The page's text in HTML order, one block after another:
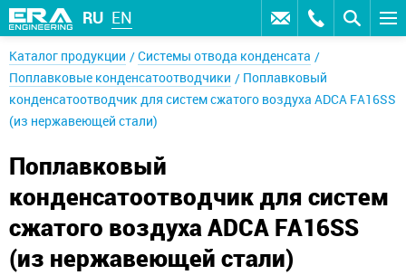
RU EN
Каталог продукции
Системы отвода конденсата
Поплавковые конденсатоотводчики
Поплавковый
конденсатоотводчик для систем сжатого воздуха ADCA FA16SS
(из нержавеющей стали)
Поплавковый
конденсатоотводчик для систем
сжатого воздуха ADCA FA16SS
(из нержавеющей стали)